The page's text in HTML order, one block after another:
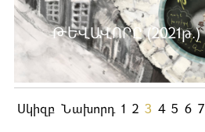
ԹԵՎԱՎՈՐԸ (2021թ.)
Ավելին …
Սկիզբ Նախորդ 1 2 3 4 5 6 7